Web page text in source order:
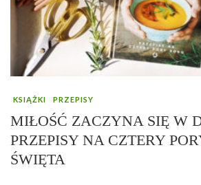
KSIĄŻKI PRZEPISY
MIŁOŚĆ ZACZYNA SIĘ W
PRZEPISY NA CZTERY
ŚWIĘTA